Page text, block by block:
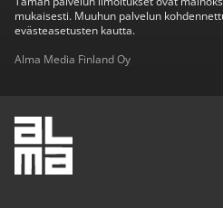
mukaisesti. Muuhun palvelun
evästeasetusten kautta.
Alma Media Finland Oy